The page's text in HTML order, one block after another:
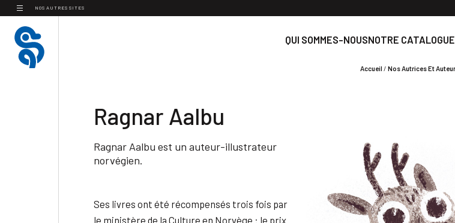
NOS AUTRES SITES
QUI SOMMES-NOUSNOTRE CATALOGUE
Accueil / Nos Autrices Et
Ragnar Aalbu
Ragnar Aalbu est un auteur-illustrateur
norvégien.
Ses livres ont été récompensés trois fois par
le ministère de la Culture en Norvège : le prix
Panneau de gestion des cookies